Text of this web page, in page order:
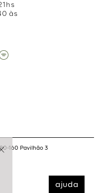
ajuda
às
160 Pavilhão 3